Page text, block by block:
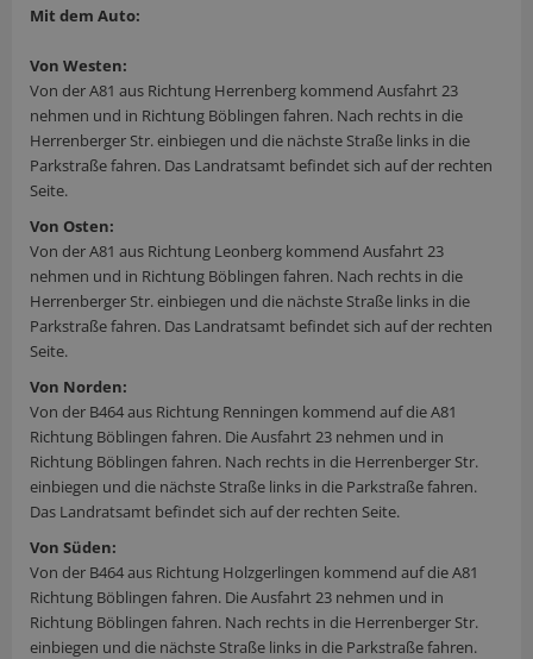
Mit dem Auto:
Von Westen:
Von der A81 aus Richtung Herrenberg kommend Ausfahrt 23
nehmen und in Richtung Böblingen fahren. Nach rechts in die
Herrenberger Str. einbiegen und die nächste Straße links in die
Parkstraße fahren. Das Landratsamt befindet sich auf der rechten
Seite.
Von Osten:
Von der A81 aus Richtung Leonberg kommend Ausfahrt 23
nehmen und in Richtung Böblingen fahren. Nach rechts in die
Herrenberger Str. einbiegen und die nächste Straße links in die
Parkstraße fahren. Das Landratsamt befindet sich auf der rechten
Seite.
Von Norden:
Von der B464 aus Richtung Renningen kommend auf die A81
Richtung Böblingen fahren. Die Ausfahrt 23 nehmen und in
Richtung Böblingen fahren. Nach rechts in die Herrenberger Str.
einbiegen und die nächste Straße links in die Parkstraße fahren.
Das Landratsamt befindet sich auf der rechten Seite.
Von Süden:
Von der B464 aus Richtung Holzgerlingen kommend auf die A81
Richtung Böblingen fahren. Die Ausfahrt 23 nehmen und in
Richtung Böblingen fahren. Nach rechts in die Herrenberger Str.
einbiegen und die nächste Straße links in die Parkstraße fahren.